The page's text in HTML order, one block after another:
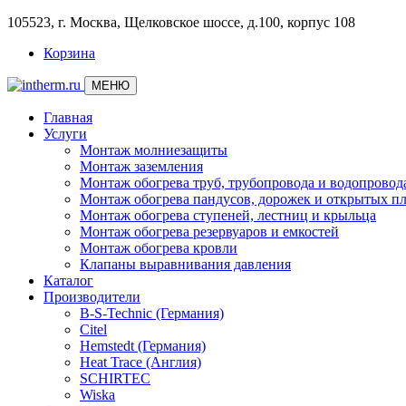
105523, г. Москва, Щелковское шоссе, д.100, корпус 108
Корзина
МЕНЮ
Главная
Услуги
Монтаж молниезащиты
Монтаж заземления
Монтаж обогрева труб, трубопровода и
Монтаж обогрева пандусов, дорожек и открытых
Монтаж обогрева ступеней, лестниц и крыльца
Монтаж обогрева резервуаров и емкостей
Монтаж обогрева кровли
Клапаны выравнивания давления
Каталог
Производители
B-S-Technic (Германия)
Citel
Hemstedt (Германия)
Heat Trace (Англия)
SCHIRTEC
Wiska